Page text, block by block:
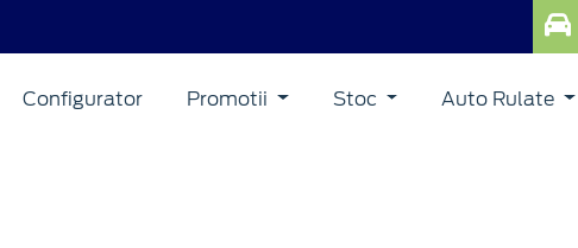
Configurator Promotii Stoc Auto Rulate